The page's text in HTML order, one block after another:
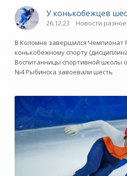
У конькобежцев
26.12.23 Новости
В Коломне завершился Чемпионат
конькобежному спорту
Воспитанницы спортивной школы
№4 Рыбинска завоевали шесть